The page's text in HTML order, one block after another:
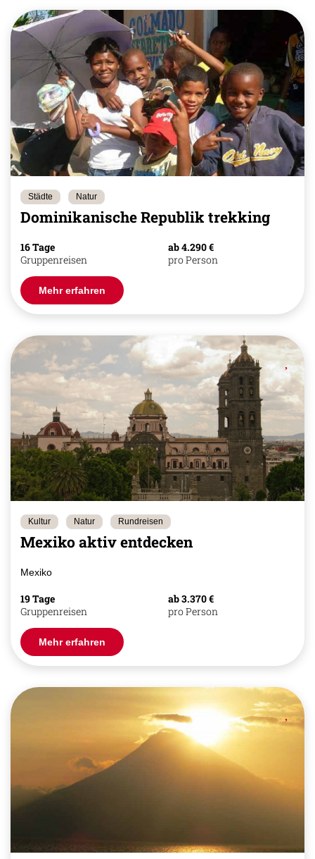
Städte Natur
Dominikanische Republik trekking
16 Tage
Gruppenreisen
ab 4.290 €
pro Person
Mehr erfahren
Kultur Natur Rundreisen
Mexiko aktiv entdecken
Mexiko
19 Tage
Gruppenreisen
ab 3.370 €
pro Person
Mehr erfahren